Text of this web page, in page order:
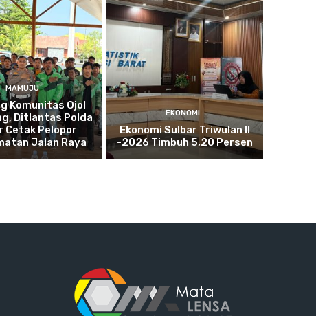
MAMUJU
Komunitas Ojol
Ditlantas Polda
Cetak Pelopor
Jalan Raya
EKONOMI
Ekonomi Sulbar Triwulan II
-2026 Timbuh 5,20 Persen